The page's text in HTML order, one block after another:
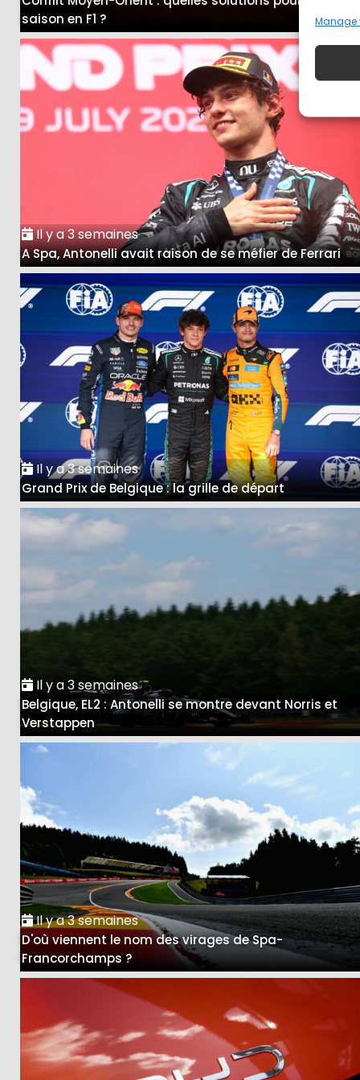
Manage
saison en F1 ?
Il y a 3 semaines
A Spa, Antonelli avait raison de se méfier de Ferrari
Il y a 3 semaines
Grand Prix de Belgique : la grille de départ
Il y a 3 semaines
Belgique, EL2 : Antonelli se montre devant Norris et
Verstappen
Il y a 3 semaines
D'où viennent le nom des virages de Spa-
Francorchamps ?